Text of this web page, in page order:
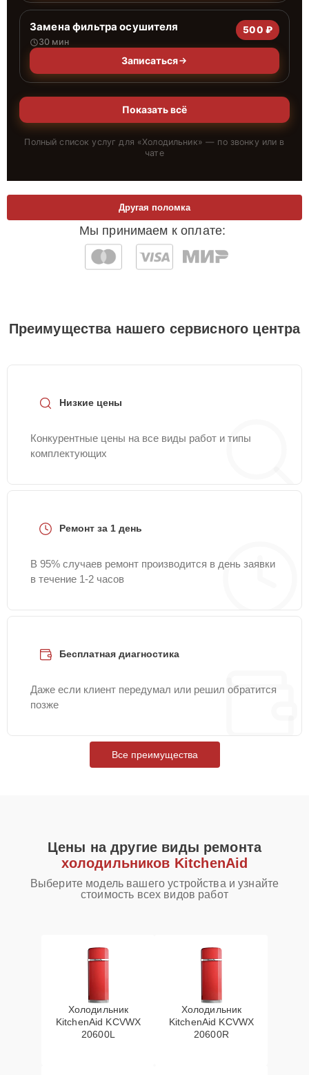
Замена фильтра осушителя
30 мин
500 ₽
Записаться
Показать всё
Полный список услуг для «Холодильник» — по звонку или в
чате
Мы принимаем к оплате:
Другая поломка
Преимущества нашего сервисного центра
Низкие цены
Конкурентные цены на все виды работ и типы
комплектующих
Ремонт за 1 день
В 95% случаев ремонт производится в день заявки
в течение 1-2 часов
Бесплатная диагностика
Даже если клиент передумал или решил обратится
позже
Все преимущества
Цены на другие виды ремонта
холодильников KitchenAid
Выберите модель вашего устройства и узнайте
стоимость всех видов работ
Холодильник
KitchenAid KCVWX
20600L
Холодильник
KitchenAid KCVWX
20600R